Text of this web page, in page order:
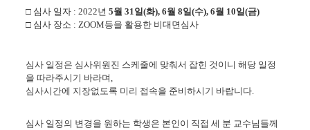
□ 심사 일자 : 2022년5월 31일(화), 6월 8일(수), 6월 10일(금)
□ 심사 장소 : ZOOM등을 활용한 비대면심사
심사 일정은 심사위원진 스케줄에 맞춰서 잡힌 것이니 해당 일정
을 따라주시기 바라며,
심사시간에 지장없도록 미리 접속을 준비하시기 바랍니다.
심사 일정의 변경을 원하는 학생은 본인이 직접 세 분 교수님들께